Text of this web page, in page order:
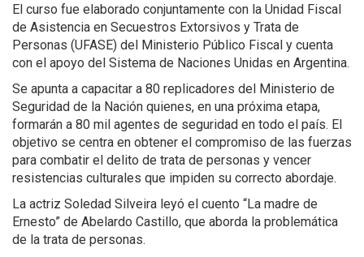
El curso fue elaborado conjuntamente con la Unidad Fiscal
de Asistencia en Secuestros Extorsivos y Trata de
Personas (UFASE) del Ministerio Público Fiscal y cuenta
con el apoyo del Sistema de Naciones Unidas en Argentina.
Se apunta a capacitar a 80 replicadores del Ministerio de
Seguridad de la Nación quienes, en una próxima etapa,
formarán a 80 mil agentes de seguridad en todo el país. El
objetivo se centra en obtener el compromiso de las fuerzas
para combatir el delito de trata de personas y vencer
resistencias culturales que impiden su correcto abordaje.
La actriz Soledad Silveira leyó el cuento “La madre de
Ernesto” de Abelardo Castillo, que aborda la problemática
de la trata de personas.